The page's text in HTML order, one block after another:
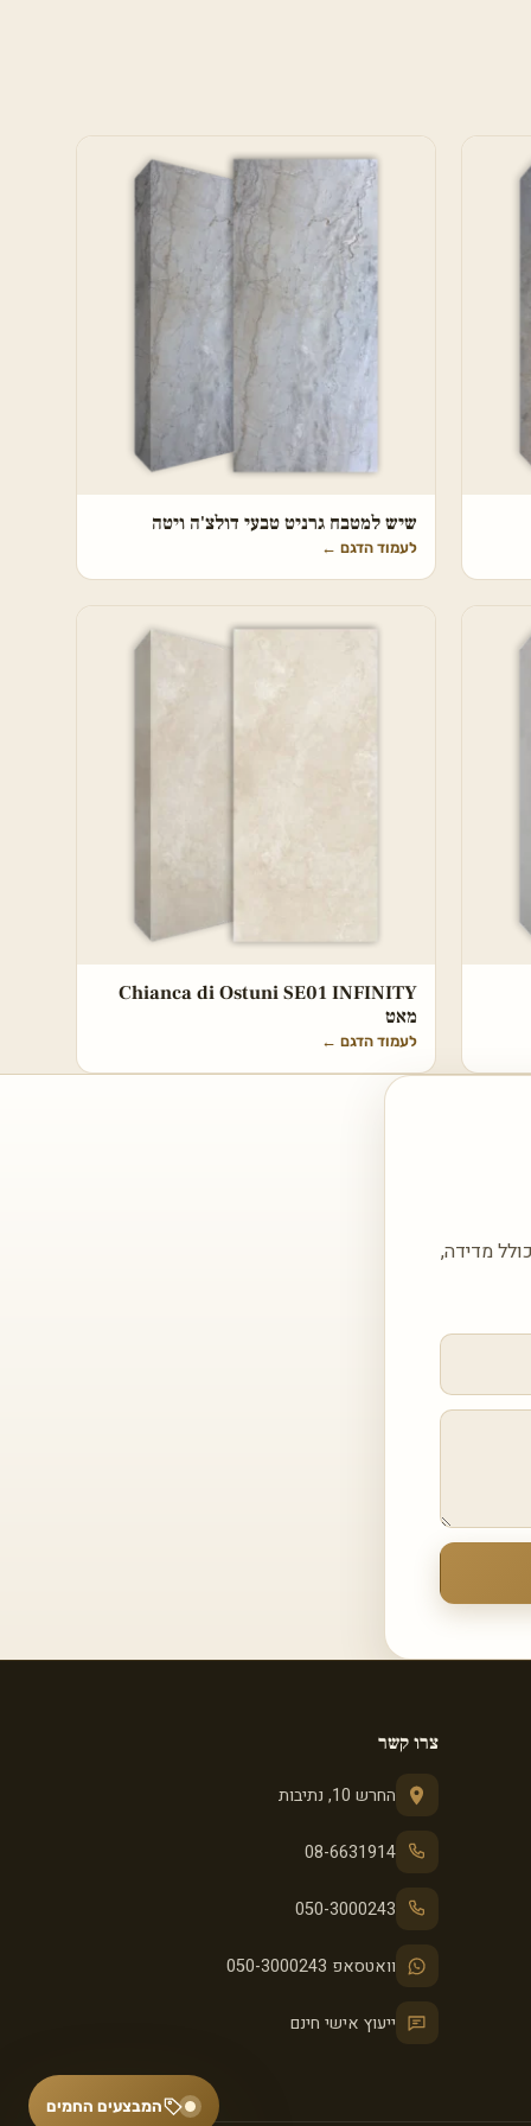
שיש למטבח גרניט טבעי דולצ'ה ויטה
לעמוד הדגם ←
Chianca di Ostuni SE01 INFINITY
מאט
לעמוד הדגם ←
מדידה,
צרו קשר
החרש 10, נתיבות
08-6631914
050-3000243
וואטסאפ 050-3000243
ייעוץ אישי חינם
המבצעים החמים